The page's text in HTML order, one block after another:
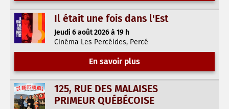
Il était une fois dans l'Est
Jeudi 6 août 2026 à 19 h
Cinéma Les Percéides, Percé
En savoir plus
125, RUE DES MALAISES
PRIMEUR QUÉBÉCOISE